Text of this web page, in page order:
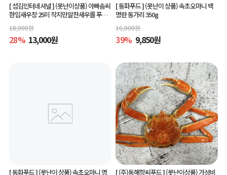
[ 섬김인터네셔널 ](못난이상품) 아빠솜씨
한입새우장 25미 작지만알찬새우를 푸짐
하게 즐길수 있는 한입새우장
18,000원
28% 13,000원
[ 동화푸드 ](못난이 상품) 속초오마니 백
명란 동가리 350g
16,000원
39% 9,850원
[ 동화푸드 ](못난이 상품) 속초오마니 명 [ (주)동해항씨푸드 ](못난이상품) 가성비